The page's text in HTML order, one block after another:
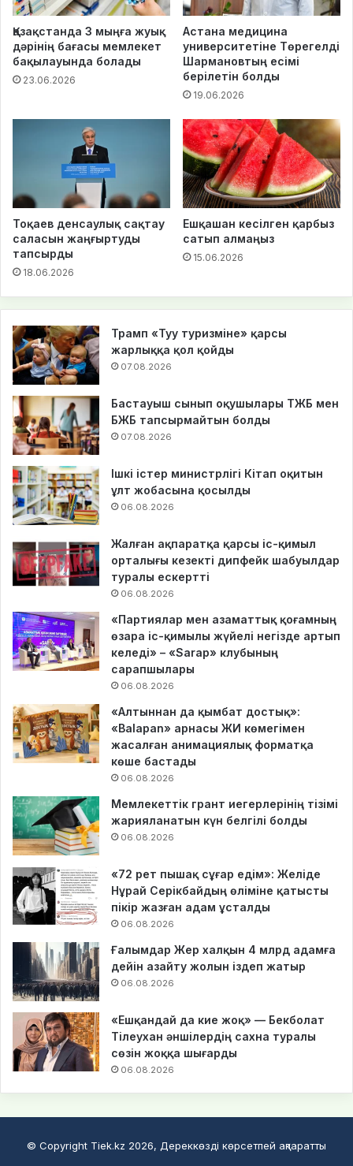
Қазақстанда 3 мыңға жуық
дәрінің бағасы мемлекет
бақылауында болады
23.06.2026
Астана медицина
университетіне Төрегелді
Шармановтың есімі
берілетін болды
19.06.2026
Тоқаев денсаулық сақтау
саласын жаңғыртуды
тапсырды
18.06.2026
Ешқашан кесілген қарбыз
сатып алмаңыз
15.06.2026
Трамп «Туу туризміне» қарсы
жарлыққа қол қойды
07.08.2026
Бастауыш сынып оқушылары ТЖБ мен
БЖБ тапсырмайтын болды
07.08.2026
Ішкі істер министрлігі Кітап оқитын
ұлт жобасына қосылды
06.08.2026
Жалған ақпаратқа қарсы іс-қимыл
орталығы кезекті дипфейк шабуылдар
туралы ескертті
06.08.2026
«Партиялар мен азаматтық қоғамның
өзара іс-қимылы жүйелі негізде артып
келеді» – «Sarap» клубының
сарапшылары
06.08.2026
«Алтыннан да қымбат достық»:
«Balapan» арнасы ЖИ көмегімен
жасалған анимациялық форматқа
көше бастады
06.08.2026
Мемлекеттік грант иегерлерінің тізімі
жарияланатын күн белгілі болды
06.08.2026
«72 рет пышақ сұғар едім»: Желіде
Нұрай Серікбайдың өліміне қатысты
пікір жазған адам ұсталды
06.08.2026
Ғалымдар Жер халқын 4 млрд адамға
дейін азайту жолын іздеп жатыр
06.08.2026
«Ешқандай да кие жоқ» — Бекболат
Тілеухан әншілердің сахна туралы
сөзін жоққа шығарды
06.08.2026
© Copyright Tiek.kz 2026, Дереккөзді көрсетпей ақпаратты